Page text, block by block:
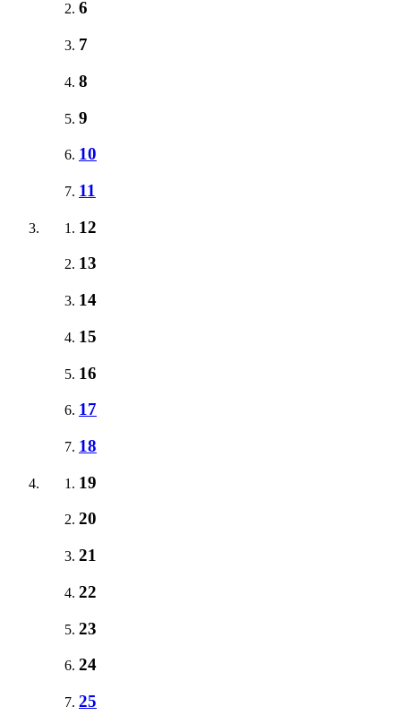
6
7
8
9
10
11
12
13
14
15
16
17
18
19
20
21
22
23
24
25